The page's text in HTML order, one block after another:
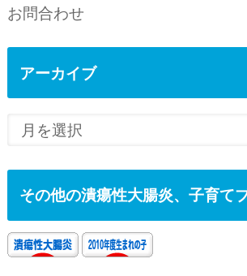
お問合わせ
アーカイブ
その他の潰瘍性大腸炎、子育て